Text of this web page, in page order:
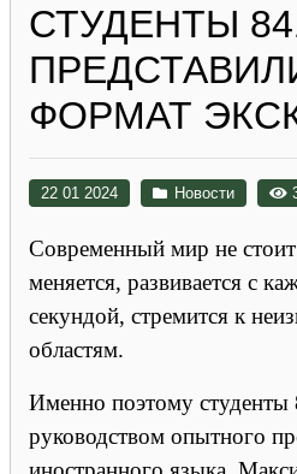
СТУДЕНТЫ
ФОРМАТ
22 01 2024 Новости
Современный мир не
меняется, развивается с
секундой, стремится к
областям.
Именно поэтому
руководством опытного